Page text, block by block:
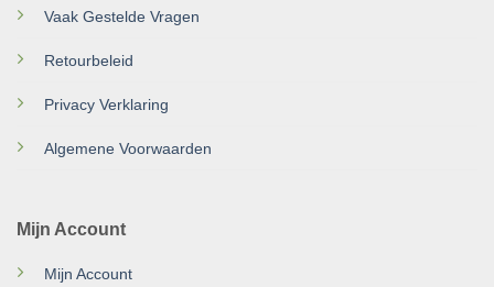
Vaak Gestelde Vragen
Retourbeleid
Privacy Verklaring
Algemene Voorwaarden
Mijn Account
Mijn Account